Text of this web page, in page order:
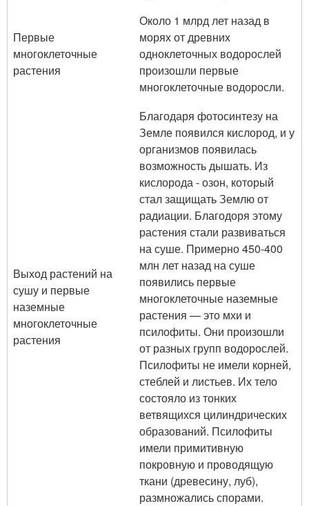
Первые
многоклеточные
растения
Около 1 млрд лет назад в
морях от древних
одноклеточных водорослей
произошли первые
многоклеточные водоросли.
Выход растений на
сушу и первые
наземные
многоклеточные
растения
Благодаря фотосинтезу на
Земле появился кислород, и у
организмов появилась
возможность дышать. Из
кислорода - озон, который
стал защищать Землю от
радиации. Благодоря этому
растения стали развиваться
на суше. Примерно 450-400
млн лет назад на суше
появились первые
многоклеточные наземные
растения — это мхи и
псилофиты. Они произошли
от разных групп водорослей.
Псилофиты не имели корней,
стеблей и листьев. Их тело
состояло из тонких
ветвящихся цилиндрических
образований. Псилофиты
имели примитивную
покровную и проводящую
ткани (древесину, луб),
размножались спорами.